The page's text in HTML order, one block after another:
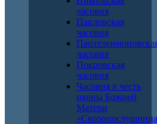
часовня
Павловская
часовня
часовня
Покровская
часовня
Часовня в честь
иконы Божией
Матери